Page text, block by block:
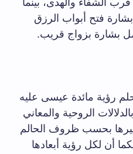
الشفاء والهدى، بينما
فتح أبواب الرزق
بشارة بزواج قريب.
رؤية مائدة عيسى عليه
الروحية والمعاني
بحسب ظروف الحالم
أن لكل رؤية أبعادها